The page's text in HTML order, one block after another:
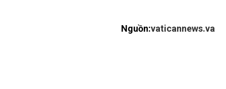
Nguồn:vaticannews.va